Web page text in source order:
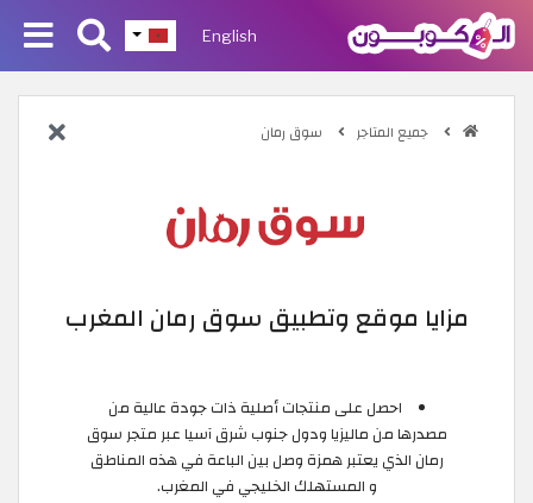
English
جميع المتاجر سوق رمان
مزايا موقع وتطبيق سوق رمان المغرب
احصل على منتجات أصلية ذات جودة عالية من
مصدرها من ماليزيا ودول جنوب شرق آسيا عبر متجر سوق
رمان الذي يعتبر همزة وصل بين الباعة في هذه المناطق
و المستهلك الخليجي في المغرب.